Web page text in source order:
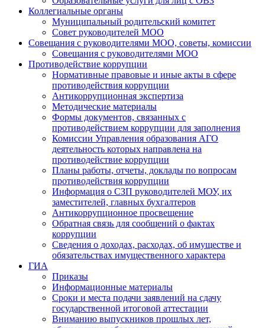
Коллегиальные органы
Муниципальный родительский комитет
Совет руководителей МОО
Совещания с руководителями МОО, советы, комиссии
Совещания с руководителями МОО
Противодействие коррупции
Нормативные правовые и иные акты в сфере
противодействия коррупции
Антикоррупционная экспертиза
Методические материалы
Формы документов, связанных с
противодействием коррупции для заполнения
Комиссии Управления образования АГО
деятельность которых направлена на
противодействие коррупции
Планы работы, отчеты, доклады по вопросам
противодействия коррупции
Информация о СЗП руководителей МОУ, их
заместителей, главных бухгалтеров
Антикоррупционное просвещение
Обратная связь для сообщений о фактах
коррупции
Сведения о доходах, расходах, об имуществе и
обязательствах имущественного характера
ГИА
Приказы
Информационные материалы
Сроки и места подачи заявлений на сдачу
государственной итоговой аттестации
Вниманию выпускников прошлых лет,